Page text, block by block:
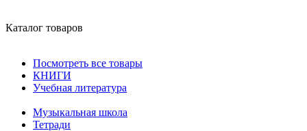
Каталог товаров
Посмотреть все товары
КНИГИ
Учебная литература
Музыкальная школа
Тетради